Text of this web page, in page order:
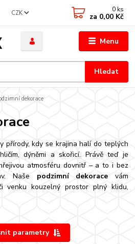
Menu
CZK
Hledat
0 ks
za 0,00 Kč
dekorace
přírody, kdy se krajina halí do teplých
dýněmi a skořicí. Právě teď je
atmosféru dovnitř – a to i bez
Naše podzimní dekorace vám
venku kouzelný prostor plný klidu,
parametry